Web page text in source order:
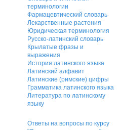
терминологии
Фармацевтический словарь
Лекарственные растения
Юридическая терминология
Русско-латинский словарь
Крылатые фразы и
выражения
История латинского языка
Латинский алфавит
Латинские (римские) цифры
Грамматика латинского языка
Литература по латинскому
языку
Ответы на вопросы по курсу